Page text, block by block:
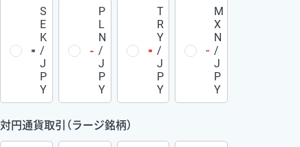
S
E
K
/
J
P
Y
P
L
N
/
J
P
Y
T
R
Y
/
J
P
Y
M
X
N
/
J
P
Y
対円通貨取引（ラージ銘柄）